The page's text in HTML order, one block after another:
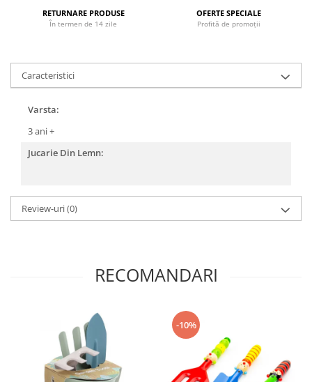
MillaMinis
Pilsan
PolarB by Viga
Progarden
Prosperplast
Raduka
Ravensburger
Spin Master
Stragoo Games
RETURNARE PRODUSE
În termen de 14 zile
OFERTE SPECIALE
Profită de promoții
Caracteristici
Varsta:
3 ani +
Jucarie Din Lemn:
Review-uri(0)
RECOMANDARI
-10%